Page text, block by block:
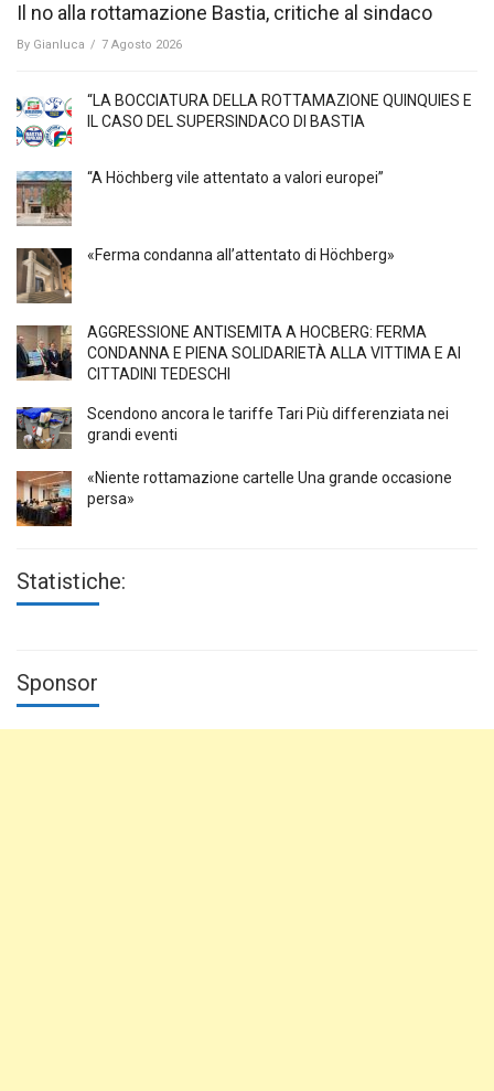
Il no alla rottamazione Bastia, critiche al sindaco
By Gianluca / 7 Agosto 2026
“LA BOCCIATURA DELLA ROTTAMAZIONE QUINQUIES E
IL CASO DEL SUPERSINDACO DI BASTIA
“A Höchberg vile attentato a valori europei”
«Ferma condanna all’attentato di Höchberg»
AGGRESSIONE ANTISEMITA A HÖCBERG: FERMA
CONDANNA E PIENA SOLIDARIETÀ ALLA VITTIMA E AI
CITTADINI TEDESCHI
Scendono ancora le tariffe Tari Più differenziata nei
grandi eventi
«Niente rottamazione cartelle Una grande occasione
persa»
Statistiche:
Sponsor